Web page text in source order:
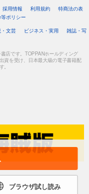
ブラウザ試し読み
採用情報 利用規約
特商法の表
ポリシー
文芸 ビジネス・実用
雑誌・写
店です。TOPPANホールディング
資を受け、日本最大級の電子書籍配